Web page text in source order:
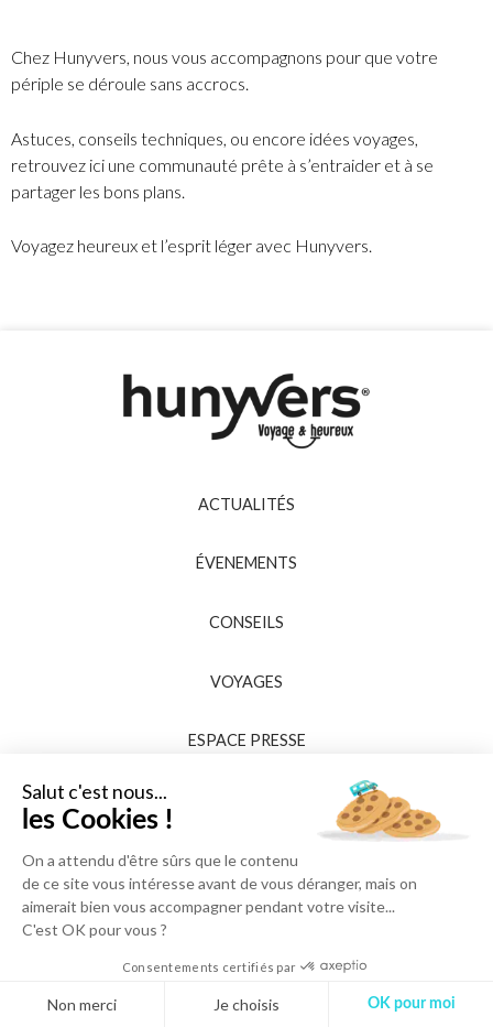
Chez Hunyvers, nous vous accompagnons pour que votre
périple se déroule sans accrocs.
Astuces, conseils techniques, ou encore idées voyages,
retrouvez ici une communauté prête à s’entraider et à se
partager les bons plans.
Voyagez heureux et l’esprit léger avec Hunyvers.
ACTUALITÉS
ÉVENEMENTS
CONSEILS
VOYAGES
ESPACE PRESSE
Salut c'est nous...
les Cookies !
On a attendu d'être sûrs que le contenu
de ce site vous intéresse avant de vous déranger, mais on
aimerait bien vous accompagner pendant votre visite...
C'est OK pour vous ?
Consentements certifiés par
Non merci Je choisis OK pour moi